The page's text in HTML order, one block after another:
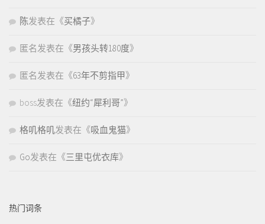
陈发表在《买橘子》
匿名发表在《男孩头转180度》
匿名发表在《63年不剪指甲》
boss发表在《纽约“犀利哥”》
格叽格叽发表在《吸血鬼猫》
Go发表在《三里屯优衣库》
热门词条